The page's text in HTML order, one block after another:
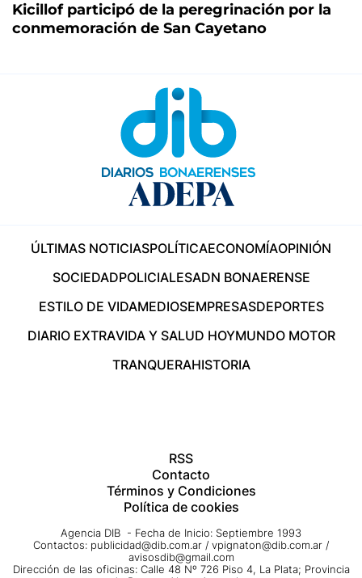
Kicillof participó de la peregrinación por la
conmemoración de San Cayetano
ÚLTIMAS NOTICIASPOLÍTICAECONOMÍAOPINIÓN
SOCIEDADPOLICIALESADN BONAERENSE
ESTILO DE VIDAMEDIOSEMPRESASDEPORTES
DIARIO EXTRAVIDA Y SALUD HOYMUNDO MOTOR
TRANQUERAHISTORIA
RSS
Contacto
Términos y Condiciones
Política de cookies
Agencia DIB - Fecha de Inicio: Septiembre 1993
Contactos: publicidad@dib.com.ar / vpignaton@dib.com.ar /
avisosdib@gmail.com
Dirección de las oficinas: Calle 48 Nº 726 Piso 4, La Plata; Provincia